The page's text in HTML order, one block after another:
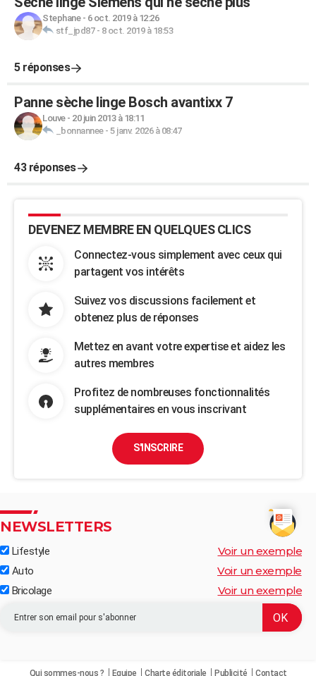
Stephane- 6 oct. 2019 à 12:26
stf_jpd87- 8 oct. 2019 à 18:53
5 réponses
Panne sèche linge Bosch avantixx 7
Louve- 20 juin 2013 à 18:11
_bonnannee- 5 janv. 2026 à 08:47
43 réponses
DEVENEZ MEMBRE EN QUELQUES CLICS
Connectez-vous simplement avec ceux qui
partagent vos intérêts
Suivez vos discussions facilement et
obtenez plus de réponses
Mettez en avant votre expertise et aidez les
autres membres
Profitez de nombreuses fonctionnalités
supplémentaires en vous inscrivant
S'INSCRIRE
NEWSLETTERS
Lifestyle Voir un exemple
Auto Voir un exemple
Bricolage Voir un exemple
Qui sommes-nous ? Equipe Charte éditoriale Publicité Contact